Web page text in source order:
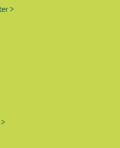
>